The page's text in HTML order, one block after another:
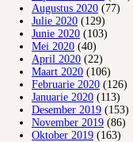
Augustus 2020 (77)
Julie 2020 (129)
Junie 2020 (103)
Mei 2020 (40)
April 2020 (22)
Maart 2020 (106)
Februarie 2020 (126)
Januarie 2020 (113)
Desember 2019 (153)
November 2019 (86)
Oktober 2019 (163)